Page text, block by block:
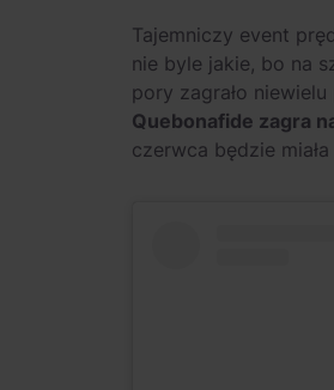
Tajemniczy event
nie byle jakie, bo na
pory zagrało
Quebonafide zagra
czerwca będzie miała